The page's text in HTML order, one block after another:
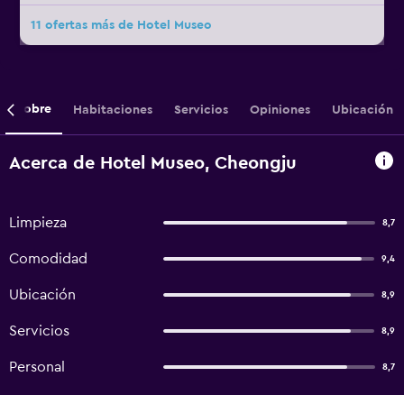
11 ofertas más de Hotel Museo
Sobre Habitaciones Servicios Opiniones Ubicación
Acerca de Hotel Museo, Cheongju
Limpieza 8,7
Comodidad 9,4
Ubicación 8,9
Servicios 8,9
Personal 8,7